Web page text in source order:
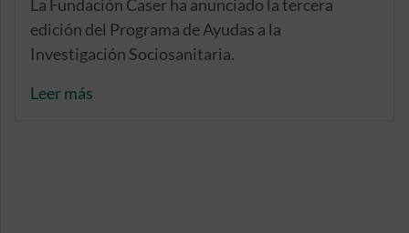
La Fundación Caser ha anunciado la tercera
edición del Programa de Ayudas a la
Investigación Sociosanitaria.
Leer más